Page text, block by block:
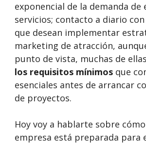
exponencial de la demanda de
servicios; contacto a diario
que desean implementar
marketing de atracción,
punto de vista, muchas de ellas
los requisitos mínimos que
esenciales antes de arrancar
de proyectos.
Hoy voy a hablarte sobre
empresa está preparada para